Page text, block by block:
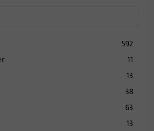
592
11
13
38
63
13